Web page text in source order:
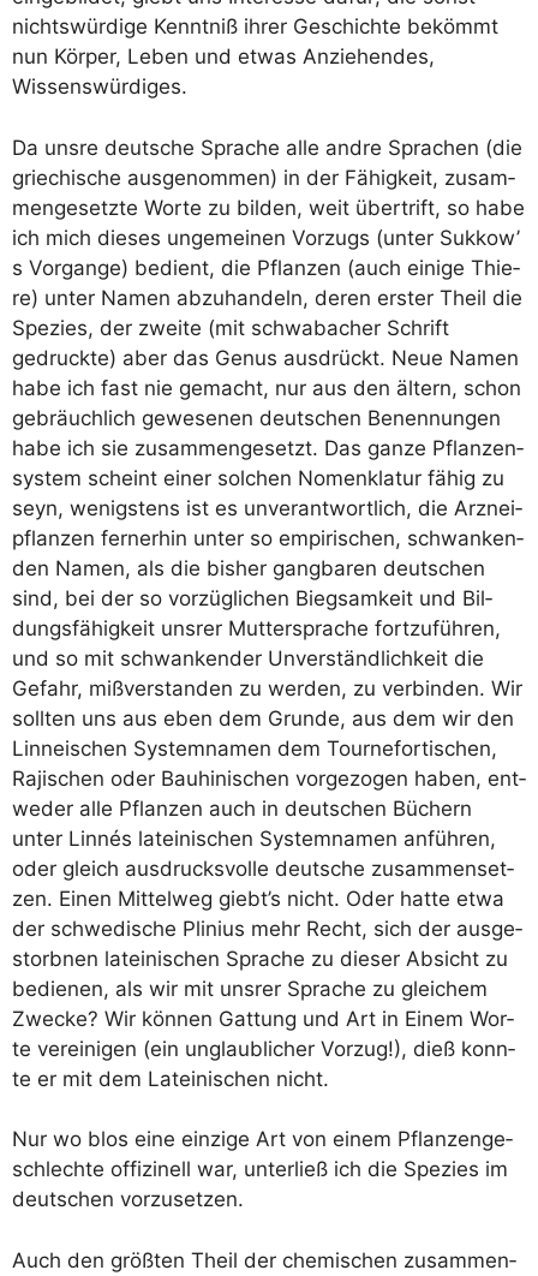
nichts­wür­di­ge Kennt­niß ihrer Geschich­te bekömmt
nun Kör­per, Leben und etwas Anzie­hen­des,
Wissenswürdiges.
Da uns­re deut­sche Spra­che alle and­re Spra­chen (die
grie­chi­sche aus­ge­nom­men) in der Fähig­keit, zusam­
men­ge­setz­te Wor­te zu bil­den, weit über­trift, so habe
ich mich die­ses unge­mei­nen Vor­zugs (unter Suk­kow’
s Vor­gan­ge) bedient, die Pflan­zen (auch eini­ge Thie­
re) unter Namen abzu­han­deln, deren ers­ter Theil die
Spe­zi­es, der zwei­te (mit schwa­ba­cher Schrift
gedruck­te) aber das Genus aus­drückt. Neue Namen
habe ich fast nie gemacht, nur aus den ältern, schon
gebräuch­lich gewe­se­nen deut­schen Benen­nun­gen
habe ich sie zusam­men­ge­setzt. Das gan­ze Pflan­zen­
sys­tem scheint einer sol­chen Nomen­kla­tur fähig zu
seyn, wenigs­tens ist es unver­ant­wort­lich, die Arz­nei­
pflan­zen fer­ner­hin unter so empi­ri­schen, schwan­ken­
den Namen, als die bis­her gang­ba­ren deut­schen
sind, bei der so vor­züg­li­chen Bieg­sam­keit und Bil­
dungs­fä­hig­keit uns­rer Mut­ter­spra­che fort­zu­füh­ren,
und so mit schwan­ken­der Unver­ständ­lich­keit die
Gefahr, miß­ver­stan­den zu wer­den, zu ver­bin­den. Wir
soll­ten uns aus eben dem Grun­de, aus dem wir den
Linnei­schen Sys­tem­na­men dem Tour­ne­for­ti­schen,
Raji­schen oder Bauhi­ni­schen vor­ge­zo­gen haben, ent­
we­der alle Pflan­zen auch in deut­schen Büchern
unter Lin­nés latei­ni­schen Sys­tem­na­men anfüh­ren,
oder gleich aus­drucks­vol­le deut­sche zusam­men­set­
zen. Einen Mit­tel­weg giebt’s nicht. Oder hat­te etwa
der schwe­di­sche Pli­ni­us mehr Recht, sich der aus­ge­
storb­nen latei­ni­schen Spra­che zu die­ser Absicht zu
bedie­nen, als wir mit uns­rer Spra­che zu glei­chem
Zwe­cke? Wir kön­nen Gat­tung und Art in Einem Wor­
te ver­ei­ni­gen (ein unglaub­li­cher Vor­zug!), dieß konn­
te er mit dem Latei­ni­schen nicht.
Nur wo blos eine ein­zi­ge Art von einem Pflan­zen­ge­
schlech­te offi­zi­nell war, unter­ließ ich die Spe­zi­es im
deut­schen vorzusetzen.
Auch den größ­ten Theil der che­mi­schen zusam­men­